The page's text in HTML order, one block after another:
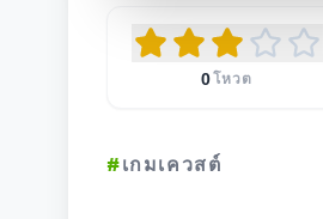
0โหวต
#เกมเควสต์